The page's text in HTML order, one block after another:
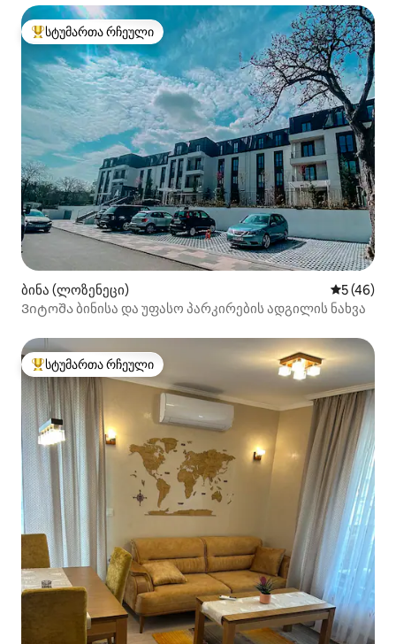
სტუმართა რჩეული მოწინავე ვარიანტი
სტუმართა რჩეული
ბინა (ლოზენეცი) საშუალო
5 (46)
Ვიტოშა ბინისა და უფასო პარკირების ადგილის ნახვა
სტუმართა რჩეული მოწინავე ვარიანტი
სტუმართა რჩეული